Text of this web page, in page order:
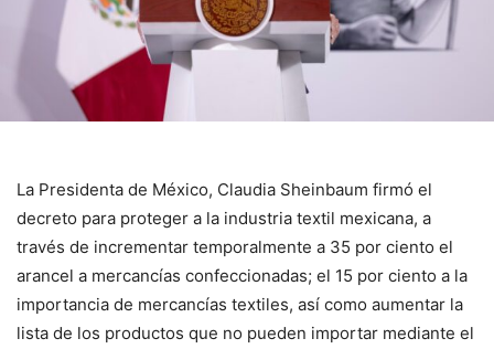
La Presidenta de México, Claudia Sheinbaum firmó el
decreto para proteger a la industria textil mexicana, a
través de incrementar temporalmente a 35 por ciento el
arancel a mercancías confeccionadas; el 15 por ciento a la
importancia de mercancías textiles, así como aumentar la
lista de los productos que no pueden importar mediante el